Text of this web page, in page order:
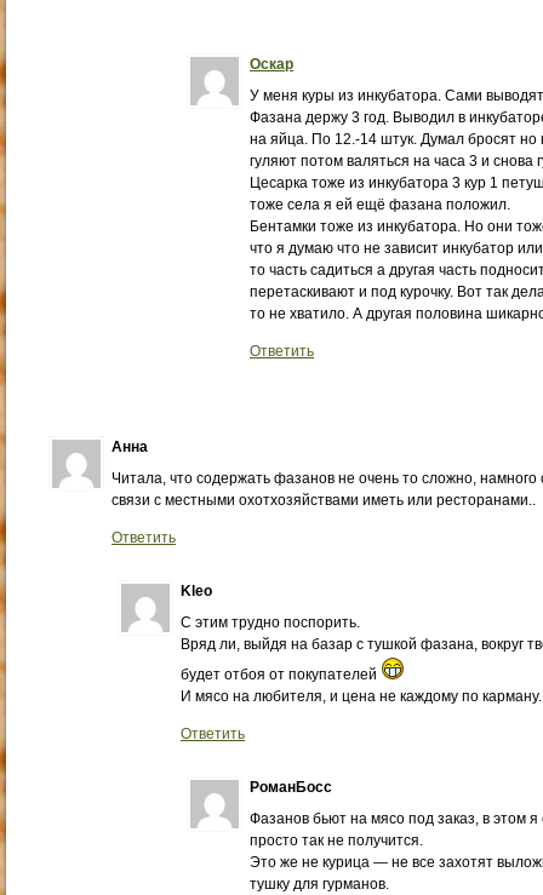
Оскар
У меня куры из инкубатора. Сами
Фазана держу 3 год. Выводил в
на яйца. По 12.-14 штук. Думал бросят но
гуляют потом валяться на часа 3 и
Цесарка тоже из инкубатора 3 кур 1
тоже села я ей ещё фазана положил.
Бентамки тоже из инкубатора. Но они
что я думаю что не зависит инкубатор
то часть садиться а другая часть
перетаскивают и под курочку. Вот так
то не хватило. А другая половина
Ответить
Анна
Читала, что содержать фазанов не очень то сложно,
связи с местными охотхозяйствами иметь или ресторанами..
Ответить
Kleo
С этим трудно поспорить.
Вряд ли, выйдя на базар с тушкой фазана, вокруг
будет отбоя от покупателей
И мясо на любителя, и цена не каждому по карману.
Ответить
РоманБосс
Фазанов бьют на мясо под заказ, в этом я
просто так не получится.
Это же не курица — не все захотят
тушку для гурманов.